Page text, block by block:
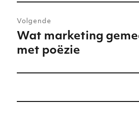
Volgende
Volgend
bericht:
Wat marketing
met poëzie